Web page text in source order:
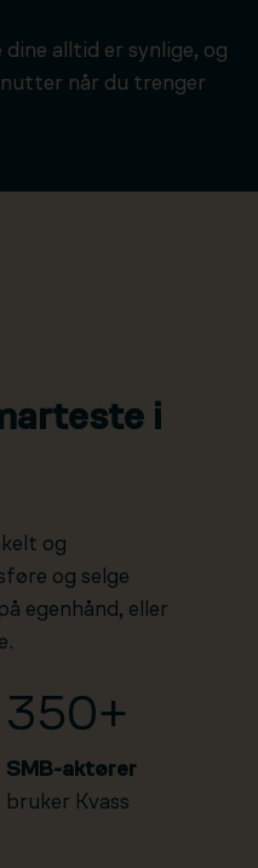
alltid er synlige, og
når du trenger
i
og
og selge
egenhånd, eller
350+
SMB-aktører
bruker Kvass